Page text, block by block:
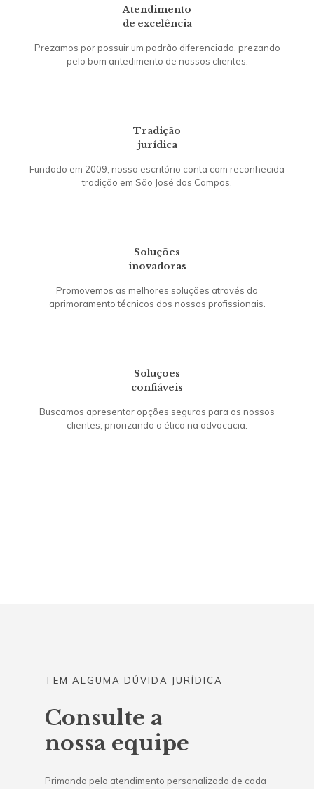
Atendimento
de excelência
Prezamos por possuir um padrão diferenciado, prezando
pelo bom antedimento de nossos clientes.
Tradição
jurídica
Fundado em 2009, nosso escritório conta com reconhecida
tradição em São José dos Campos.
Soluções
inovadoras
Promovemos as melhores soluções através do
aprimoramento técnicos dos nossos profissionais.
Soluções
confiáveis
Buscamos apresentar opções seguras para os nossos
clientes, priorizando a ética na advocacia.
TEM ALGUMA DÚVIDA JURÍDICA
Consulte a
nossa equipe
Primando pelo atendimento personalizado de cada